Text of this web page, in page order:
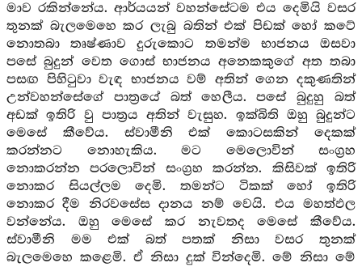
මාව රකින්නේය. ආර්යයන් වහන්සේටම එය දෙමියි වසර
තුනක් බැලමෙහෙ කර ලැබු බතින් එක් පිඩක් හෝ කටේ
නොතබා තෘෂ්ණාව දුරුකොට තමන්ම භාජනය ඔසවා
පසේ බුදුන් වෙත ගොස් භාජනය අනෙකකුගේ අත තබා
පසඟ පිහිටුවා වැඳ භාජනය වම් අතින් ගෙන දකුණතින්
උන්වහන්සේගේ පාත්‍රයේ බත් හෙලීය. පසේ බුදුහු බත්
අඩක් ඉතිරි වු පාත්‍රය අතින් වැසුහ. ඉක්බිති ඔහු බුදුන්ට
මෙසේ කීවේය. ස්වාමීනි එක් කොටසකින් දෙකක්
කරන්නට නොහැකිය. මට මෙලොවින් සංග්‍රහ
නොකරන්න පරලොවින් සංග්‍රහ කරන්න. කිසිවක් ඉතිරි
නොකර සියල්ලම දෙමි. තමන්ට ටිකක් හෝ ඉතිරි
නොකර දීම නිරවසේස දානය නම් වෙයි. එය මහත්ඵල
වන්නේය. ඔහු මෙසේ කර නැවතද මෙසේ කීවේය.
ස්වාමීනි මම එක් බත් පතක් නිසා වසර තුනක්
බැලමෙහෙ කළෙමි. ඒ නිසා දුක් වින්දෙමි. මේ නිසා මේ